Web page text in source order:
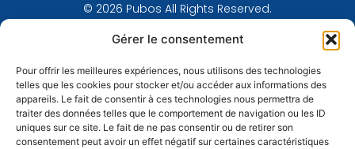
Gérer le consentement
Pour offrir les meilleures expériences, nous utilisons des technologies
telles que les cookies pour stocker et/ou accéder aux informations des
appareils. Le fait de consentir à ces technologies nous permettra de
traiter des données telles que le comportement de navigation ou les ID
uniques sur ce site. Le fait de ne pas consentir ou de retirer son
consentement peut avoir un effet négatif sur certaines caractéristiques
© 2026 Pubos All Rights Reserved.